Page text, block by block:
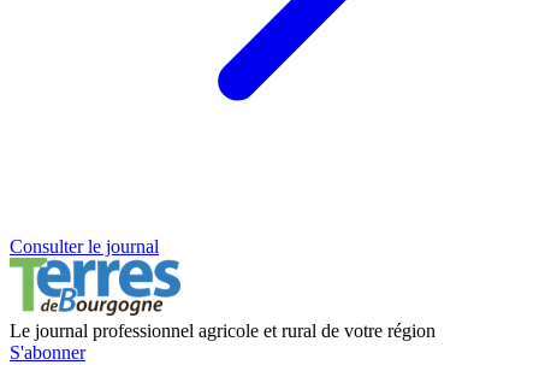
Consulter le journal
Le journal professionnel agricole et rural de votre région
S'abonner